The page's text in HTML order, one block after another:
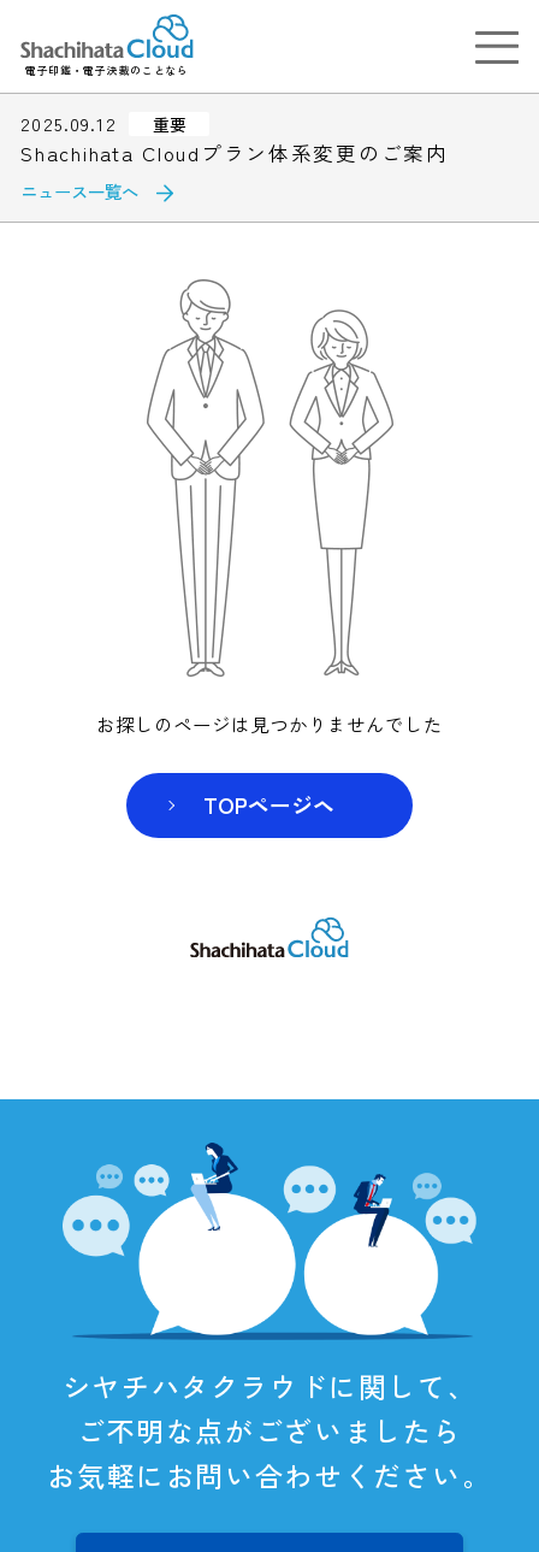
電子印鑑・電子決裁のことなら
2025.09.12 重要
Shachihata Cloudプラン体系変更のご案内
ニュース一覧へ
お探しのページは見つかりませんでした
TOPページヘ
シヤチハタクラウドに関して、
ご不明な点がございましたら
お気軽にお問い合わせください。